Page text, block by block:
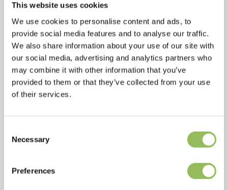
This website uses cookies
We use cookies to personalise content and ads, to
provide social media features and to analyse our traffic.
We also share information about your use of our site with
our social media, advertising and analytics partners who
may combine it with other information that you’ve
provided to them or that they’ve collected from your use
of their services.
Selection
Necessary
Preferences
su contusioni, stiramenti, distorsioni e punture di insetti. Adatto a
cavallo e cavaliere, mettere sempre un panno tra l'impacco e la pelle
umana.